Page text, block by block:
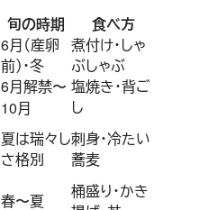
旬の時期
食べ方
6月（産卵
前）・冬
煮付け・しゃ
ぶしゃぶ
6月解禁〜
10月
塩焼き・背ご
し
夏は瑞々し
さ格別
刺身・冷たい
蕎麦
春〜夏
桶盛り・かき